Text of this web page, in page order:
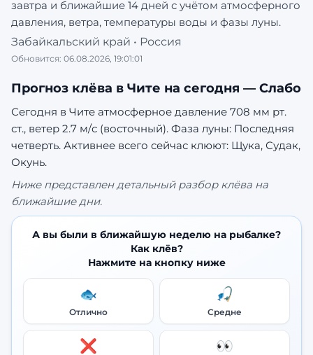
завтра и ближайшие 14 дней с учётом атмосферного
давления, ветра, температуры воды и фазы луны.
Забайкальский край • Россия
Обновится: 06.08.2026, 19:01:01
Прогноз клёва в Чите на сегодня — Слабо
Сегодня в Чите атмосферное давление 708 мм рт.
ст., ветер 2.7 м/с (восточный). Фаза луны: Последняя
четверть. Активнее всего сейчас клюют: Щука, Судак,
Окунь.
Ниже представлен детальный разбор клёва на
ближайшие дни.
А вы были в ближайшую неделю на рыбалке?
Как клёв?
Нажмите на кнопку ниже
🐟
Отлично
🎣
Средне
❌ 👀